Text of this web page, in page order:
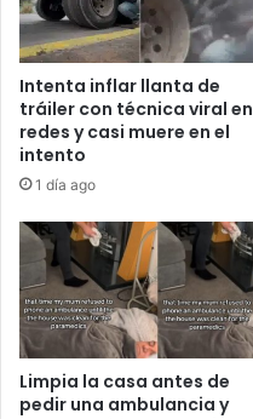
Intenta inflar llanta de
tráiler con técnica viral en
redes y casi muere en el
intento
1 día ago
Limpia la casa antes de
pedir una ambulancia y